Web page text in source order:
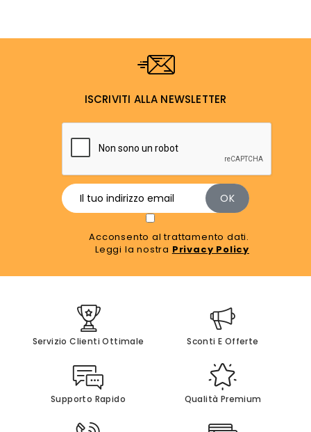
ISCRIVITI ALLA NEWSLETTER
Acconsento al trattamento dati.
Leggi la nostra Privacy Policy
Servizio Clienti Ottimale Sconti E Offerte
Supporto Rapido Qualità Premium